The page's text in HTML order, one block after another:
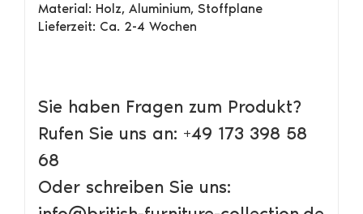
Material: Holz, Aluminium, Stoffplane
Lieferzeit: Ca. 2-4 Wochen
Sie haben Fragen zum Produkt?
Rufen Sie uns an: +49 173 398 58
68
Oder schreiben Sie uns: